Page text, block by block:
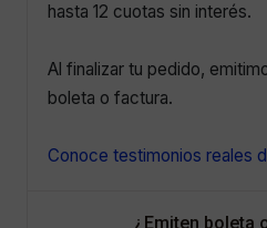
hasta 12 cuotas sin interés.
Al finalizar tu pedido,
boleta o factura.
Conoce testimonios reales
¿Emiten boleta